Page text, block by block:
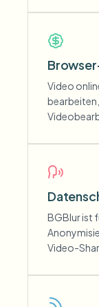
Video
BGBlur ist
Video-